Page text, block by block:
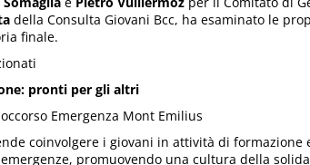
della Consulta Giovani Bcc, ha esaminato le
finale.
pronti per gli altri
Emergenza Mont Emilius
coinvolgere i giovani in attività di formazione
promuovendo una cultura della